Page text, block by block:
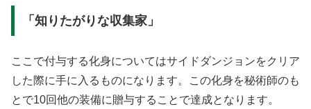
「知りたがりな収集家」
ここで付与する化身についてはサイドダンジョンをクリア
した際に手に入るものになります。この化身を秘術師のも
とで10回他の装備に贈与することで達成となります。